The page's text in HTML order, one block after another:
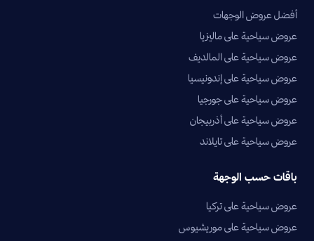
أفضل عروض الوجهات
عروض سياحية على ماليزيا
عروض سياحية على المالديف
عروض سياحية على إندونيسيا
عروض سياحية على جورجيا
عروض سياحية على أذربيجان
عروض سياحية على تايلاند
باقات حسب الوجهة
عروض سياحية على تركيا
عروض سياحية على موريشيوس